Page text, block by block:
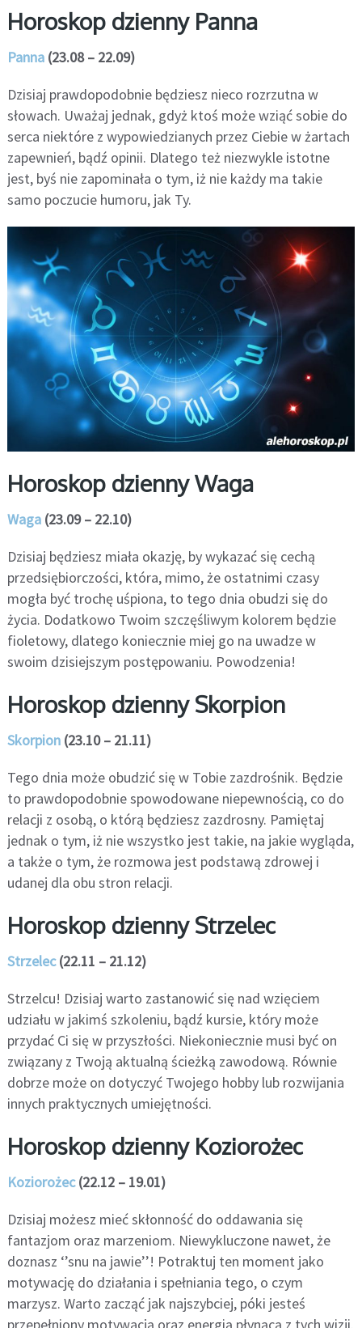
Horoskop dzienny Panna
Panna(23.08 – 22.09)
Dzisiaj prawdopodobnie będziesz nieco rozrzutna w
słowach. Uważaj jednak, gdyż ktoś może wziąć sobie do
serca niektóre z wypowiedzianych przez Ciebie w żartach
zapewnień, bądź opinii. Dlatego też niezwykle istotne
jest, byś nie zapominała o tym, iż nie każdy ma takie
samo poczucie humoru, jak Ty.
Horoskop dzienny Waga
Waga(23.09 – 22.10)
Dzisiaj będziesz miała okazję, by wykazać się cechą
przedsiębiorczości, która, mimo, że ostatnimi czasy
mogła być trochę uśpiona, to tego dnia obudzi się do
życia. Dodatkowo Twoim szczęśliwym kolorem będzie
fioletowy, dlatego koniecznie miej go na uwadze w
swoim dzisiejszym postępowaniu. Powodzenia!
Horoskop dzienny Skorpion
Skorpion(23.10 – 21.11)
Tego dnia może obudzić się w Tobie zazdrośnik. Będzie
to prawdopodobnie spowodowane niepewnością, co do
relacji z osobą, o którą będziesz zazdrosny. Pamiętaj
jednak o tym, iż nie wszystko jest takie, na jakie wygląda,
a także o tym, że rozmowa jest podstawą zdrowej i
udanej dla obu stron relacji.
Horoskop dzienny Strzelec
Strzelec(22.11 – 21.12)
Strzelcu! Dzisiaj warto zastanowić się nad wzięciem
udziału w jakimś szkoleniu, bądź kursie, który może
przydać Ci się w przyszłości. Niekoniecznie musi być on
związany z Twoją aktualną ścieżką zawodową. Równie
dobrze może on dotyczyć Twojego hobby lub rozwijania
innych praktycznych umiejętności.
Horoskop dzienny Koziorożec
Koziorożec(22.12 – 19.01)
Dzisiaj możesz mieć skłonność do oddawania się
fantazjom oraz marzeniom. Niewykluczone nawet, że
doznasz ‘’snu na jawie’’! Potraktuj ten moment jako
motywację do działania i spełniania tego, o czym
marzysz. Warto zacząć jak najszybciej, póki jesteś